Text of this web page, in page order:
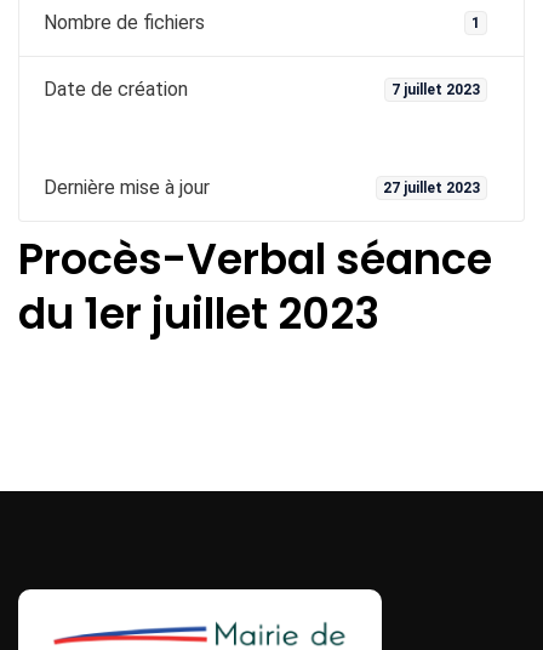
Nombre de fichiers 1
Date de création 7 juillet 2023
Dernière mise à jour 27 juillet 2023
Procès-Verbal séance
du 1er juillet 2023